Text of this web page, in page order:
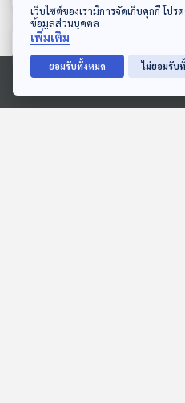
ดาวน์โหลด Thai PBS Podcast Application
Ⓒ 2020 องค์การกระจายเสียงและแพร่ภาพสาธารณะแ
ตอนที่เกี่ยวข้อง
เว็บไซต์ของเรามีการจัดเก็บคุกกี้ โป
ข้อมูลส่วนบุคคล
เพิ่มเติม
ยอมรับทั้งหมด ไม่ยอมรับ